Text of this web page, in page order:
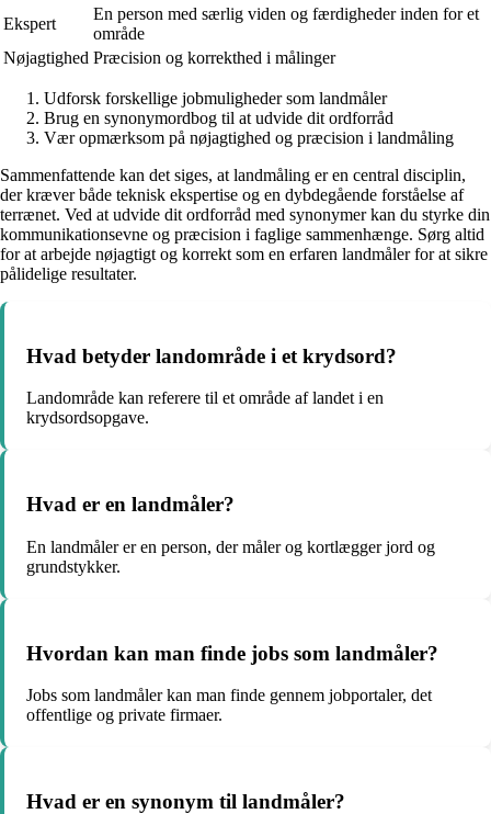
Ekspert
En person med særlig viden og færdigheder inden for et
område
Nøjagtighed Præcision og korrekthed i målinger
Udforsk forskellige jobmuligheder som landmåler
Brug en synonymordbog til at udvide dit ordforråd
Vær opmærksom på nøjagtighed og præcision i landmåling
Sammenfattende kan det siges, at landmåling er en central disciplin,
der kræver både teknisk ekspertise og en dybdegående forståelse af
terrænet. Ved at udvide dit ordforråd med synonymer kan du styrke din
kommunikationsevne og præcision i faglige sammenhænge. Sørg altid
for at arbejde nøjagtigt og korrekt som en erfaren landmåler for at sikre
pålidelige resultater.
Hvad betyder landområde i et krydsord?
Landområde kan referere til et område af landet i en
krydsordsopgave.
Hvad er en landmåler?
En landmåler er en person, der måler og kortlægger jord og
grundstykker.
Hvordan kan man finde jobs som landmåler?
Jobs som landmåler kan man finde gennem jobportaler, det
offentlige og private firmaer.
Hvad er en synonym til landmåler?